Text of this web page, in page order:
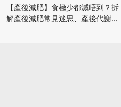
【產後減肥】食極少都減唔到？拆
解產後減肥常見迷思、產後代謝、